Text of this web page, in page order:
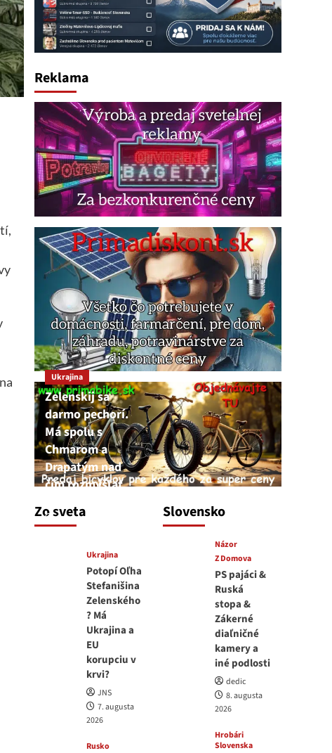
Reklama
Zo sveta
Ukrajina
Zelenskij sa
darmo pechorí.
Má spolu s
Chmarom a
Drapatým nad
čím rozmýšľať
medvedar
8. augusta 2026
Ukrajina
Potopí Oľha
Stefanišina
Zelenského
? Má
Ukrajina a
EU
korupciu v
krvi?
JNS
7. augusta
2026
Rusko
Slovensko
Názor
Z Domova
PS pajáci &
Ruská
stopa &
Zákerné
diaľničné
kamery a
iné podlosti
dedic
8. augusta
2026
Hrobári
Slovenska